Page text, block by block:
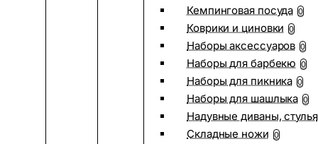
Кемпинговая посуда 0
Коврики и циновки 0
Наборы аксессуаров 0
Наборы для барбекю 0
Наборы для пикника 0
Наборы для шашлыка 0
Надувные диваны, стулья
Складные ножи 0